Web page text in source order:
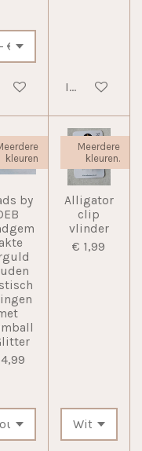
In
kleuren
by
Meerdere
kleuren.
Alligator
clip
vlinder
€ 1,99